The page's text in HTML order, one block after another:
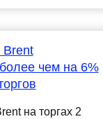
чем на 6%
на торгах 2